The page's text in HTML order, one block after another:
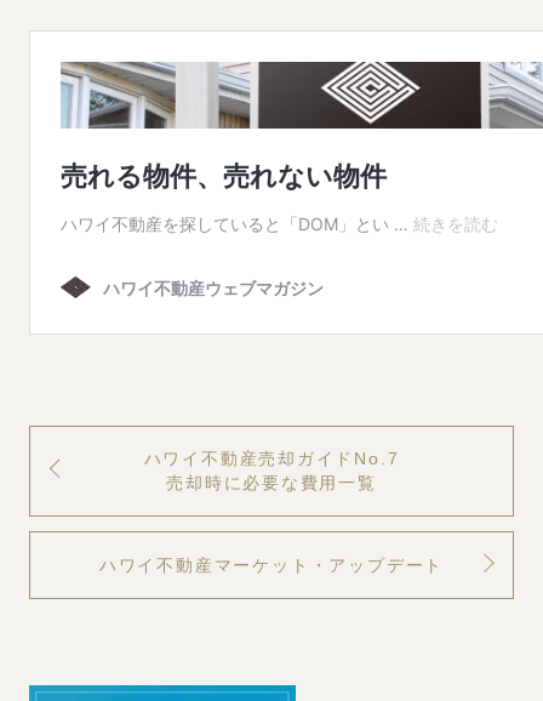
ハワイ不動産売却ガイドNo.7
売却時に必要な費用一覧
ハワイ不動産マーケット・アップデート